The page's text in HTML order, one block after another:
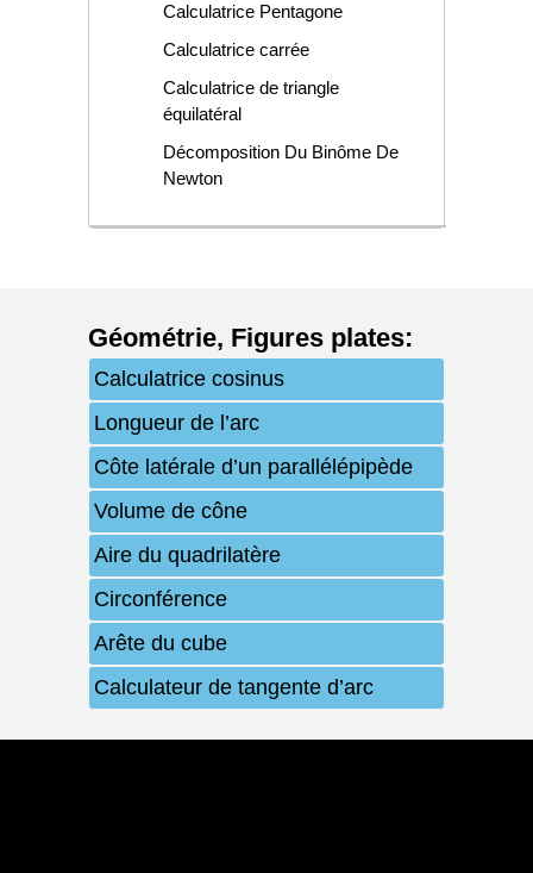
Calculatrice Pentagone
Calculatrice carrée
Calculatrice de triangle
équilatéral
Décomposition Du Binôme De
Newton
Géométrie, Figures plates:
Calculatrice cosinus
Longueur de l’arc
Côte latérale d’un parallélépipède
Volume de cône
Aire du quadrilatère
Circonférence
Arête du cube
Calculateur de tangente d’arc